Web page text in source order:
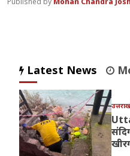
Latest News